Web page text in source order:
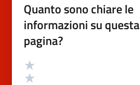
Quanto sono chiare le
informazioni su questa
pagina?
Valutazione